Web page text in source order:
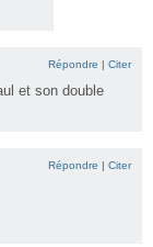
Répondre | Citer
et son double
Répondre | Citer